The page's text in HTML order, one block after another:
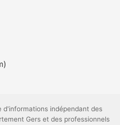
d'informations indépendant des
Gers et des professionnels